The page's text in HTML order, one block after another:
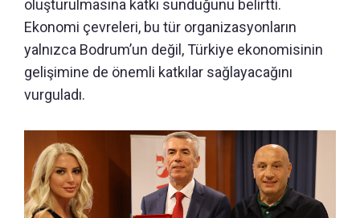
oluşturulmasına katkı sunduğunu belirtti.
Ekonomi çevreleri, bu tür organizasyonların
yalnızca Bodrum’un değil, Türkiye ekonomisinin
gelişimine de önemli katkılar sağlayacağını
vurguladı.